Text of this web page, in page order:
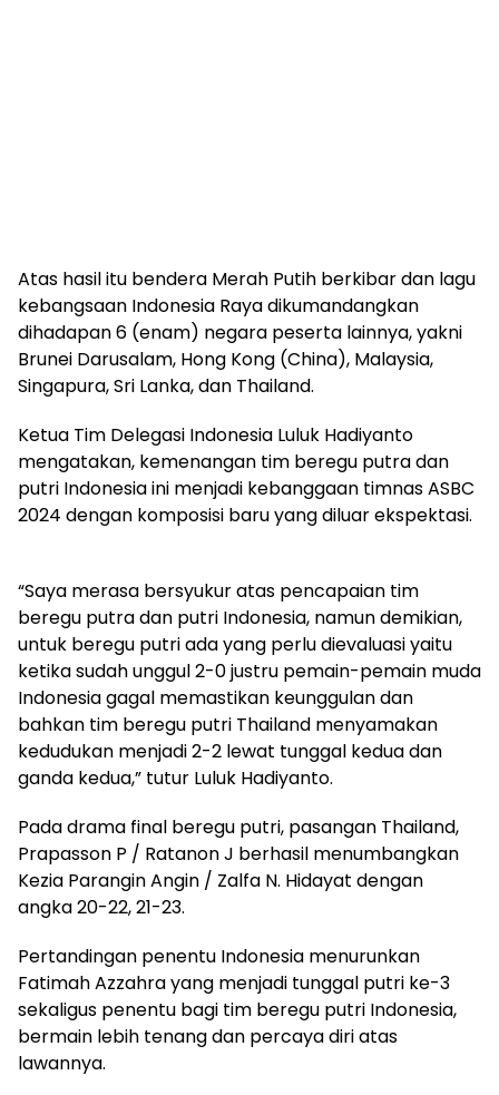
Atas hasil itu bendera Merah Putih berkibar dan lagu
kebangsaan Indonesia Raya dikumandangkan
dihadapan 6 (enam) negara peserta lainnya, yakni
Brunei Darusalam, Hong Kong (China), Malaysia,
Singapura, Sri Lanka, dan Thailand.
Ketua Tim Delegasi Indonesia Luluk Hadiyanto
mengatakan, kemenangan tim beregu putra dan
putri Indonesia ini menjadi kebanggaan timnas ASBC
2024 dengan komposisi baru yang diluar ekspektasi.
“Saya merasa bersyukur atas pencapaian tim
beregu putra dan putri Indonesia, namun demikian,
untuk beregu putri ada yang perlu dievaluasi yaitu
ketika sudah unggul 2-0 justru pemain-pemain muda
Indonesia gagal memastikan keunggulan dan
bahkan tim beregu putri Thailand menyamakan
kedudukan menjadi 2-2 lewat tunggal kedua dan
ganda kedua,” tutur Luluk Hadiyanto.
Pada drama final beregu putri, pasangan Thailand,
Prapasson P / Ratanon J berhasil menumbangkan
Kezia Parangin Angin / Zalfa N. Hidayat dengan
angka 20-22, 21-23.
Pertandingan penentu Indonesia menurunkan
Fatimah Azzahra yang menjadi tunggal putri ke-3
sekaligus penentu bagi tim beregu putri Indonesia,
bermain lebih tenang dan percaya diri atas
lawannya.